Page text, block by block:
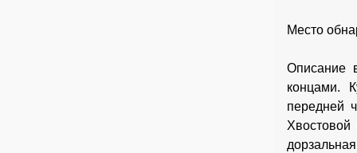
Место
Описание
концами.
передней
Хвостовой